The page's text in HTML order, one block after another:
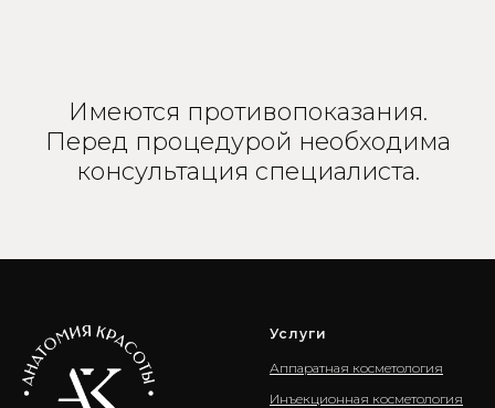
Имеются противопоказания.
Перед процедурой необходима
консультация специалиста.
Услуги
Аппаратная косметология
Инъекционная косметология